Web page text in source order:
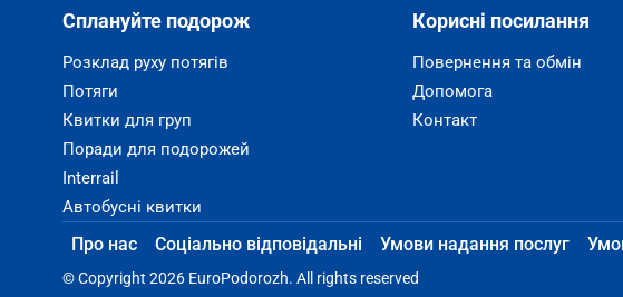
Сплануйте подорож
Розклад руху потягів
Потяги
Квитки для груп
Поради для подорожей
Interrail
Автобусні квитки
Корисні посилання
Повернення та обмін
Допомога
Контакт
Про нас Соціально відповідальні Умови надання послуг
© Copyright 2026 EuroPodorozh. All rights reserved